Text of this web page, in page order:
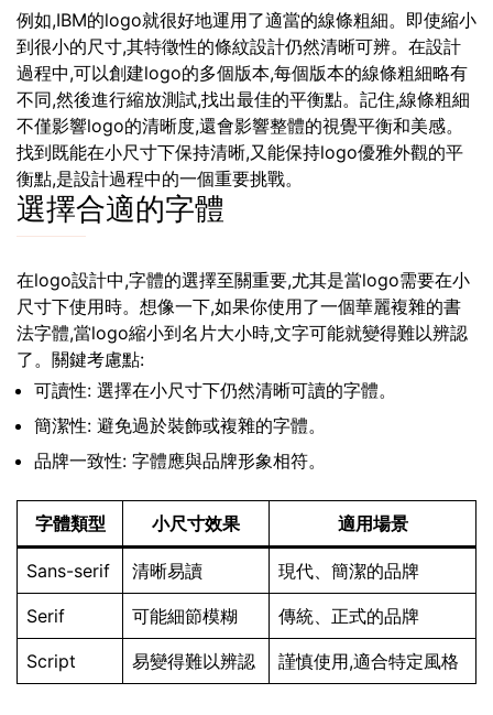
例如,IBM的logo就很好地運用了適當的線條粗細。即使縮小
到很小的尺寸,其特徵性的條紋設計仍然清晰可辨。在設計
過程中,可以創建logo的多個版本,每個版本的線條粗細略有
不同,然後進行縮放測試,找出最佳的平衡點。記住,線條粗細
不僅影響logo的清晰度,還會影響整體的視覺平衡和美感。
找到既能在小尺寸下保持清晰,又能保持logo優雅外觀的平
衡點,是設計過程中的一個重要挑戰。
選擇合適的字體
在logo設計中,字體的選擇至關重要,尤其是當logo需要在小
尺寸下使用時。想像一下,如果你使用了一個華麗複雜的書
法字體,當logo縮小到名片大小時,文字可能就變得難以辨認
了。關鍵考慮點:
可讀性: 選擇在小尺寸下仍然清晰可讀的字體。
簡潔性: 避免過於裝飾或複雜的字體。
品牌一致性: 字體應與品牌形象相符。
字體類型 小尺寸效果 適用場景
Sans-serif 清晰易讀 現代、簡潔的品牌
Serif 可能細節模糊 傳統、正式的品牌
Script 易變得難以辨認 謹慎使用,適合特定風格